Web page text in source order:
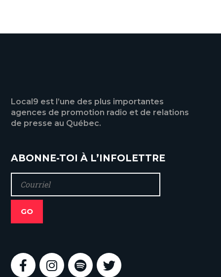
Local9 est l’une des plus importantes
agences de promotion radio et de relations
de presse au Québec.
ABONNE-TOI À L’INFOLETTRE